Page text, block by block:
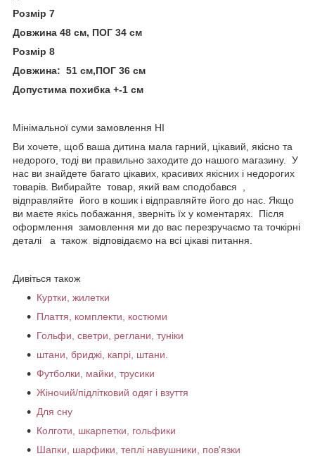
Розмір 7
Довжина 48 см, ПОГ 34 см
Розмір 8
Довжина: 51 см,ПОГ 36 см
Допустима похибка +-1 см
Мінімальної суми замовлення НІ
Ви хочете, щоб ваша дитина мала гарний, цікавий, якісно та
недорого, тоді ви правильно заходите до нашого магазину. У
нас ви знайдете багато цікавих, красивих якісних і недорогих
товарів. Вибирайте товар, який вам сподобався ,
відправляйте його в кошик і відправляйте його до нас. Якщо
ви маєте якісь побажання, зверніть їх у коментарях. Після
оформлення замовлення ми до вас перезручаємо та точкірні
деталі а також відповідаємо на всі цікаві питання.
Дивіться також
Куртки, жилетки
Плаття, комплекти, костюми
Гольфи, светри, реглани, туніки
штани, бриджі, капрі, штани.
Футболки, майки, трусики
Жіночий/підлітковий одяг і взуття
Для сну
Колготи, шкарпетки, гольфики
Шапки, шарфики, теплі навушники, пов'язки